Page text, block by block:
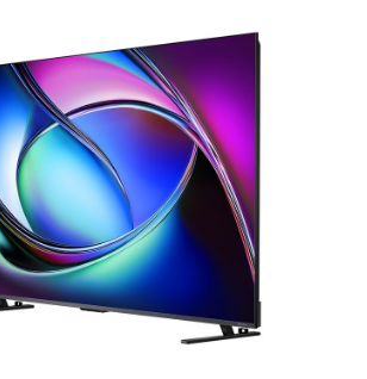
USB A
4 cổng HDMI có 1 cổng HDMI eARC (ARC), 1
cổng Composite
3.5 mm, 1 cổng Optical (Digital Audio), 1
eARC (ARC)
đặt
đặt
Ngang 122.6 cm - Cao 76.4 cm - Dày